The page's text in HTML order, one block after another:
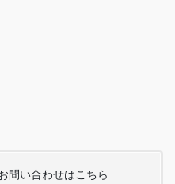
問い合わせはこちら